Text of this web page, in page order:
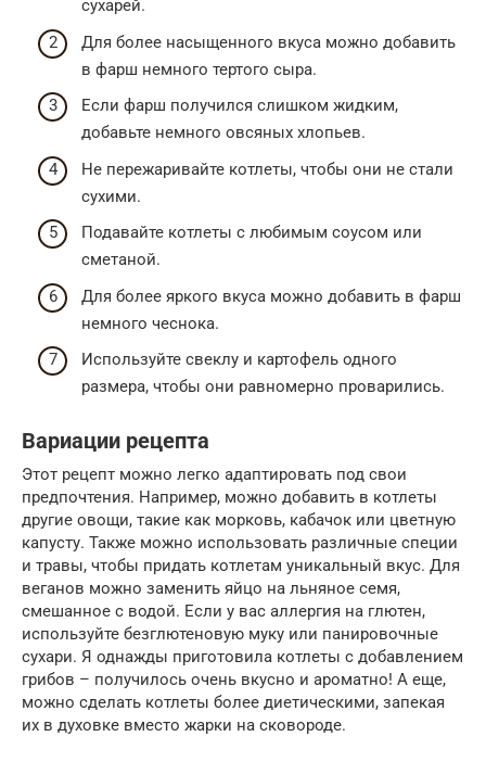
сухарей.
Для более насыщенного вкуса можно добавить
в фарш немного тертого сыра.
Если фарш получился слишком жидким,
добавьте немного овсяных хлопьев.
Не пережаривайте котлеты, чтобы они не стали
сухими.
Подавайте котлеты с любимым соусом или
сметаной.
Для более яркого вкуса можно добавить в фарш
немного чеснока.
Используйте свеклу и картофель одного
размера, чтобы они равномерно проварились.
Вариации рецепта
Этот рецепт можно легко адаптировать под свои
предпочтения. Например, можно добавить в котлеты
другие овощи, такие как морковь, кабачок или цветную
капусту. Также можно использовать различные специи
и травы, чтобы придать котлетам уникальный вкус. Для
веганов можно заменить яйцо на льняное семя,
смешанное с водой. Если у вас аллергия на глютен,
используйте безглютеновую муку или панировочные
сухари. Я однажды приготовила котлеты с добавлением
грибов – получилось очень вкусно и ароматно! А еще,
можно сделать котлеты более диетическими, запекая
их в духовке вместо жарки на сковороде.